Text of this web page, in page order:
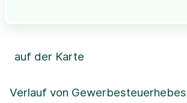
Verlauf von
auf der Karte
+
Leaflet|©OpenStreetMap, ©CartoDB,